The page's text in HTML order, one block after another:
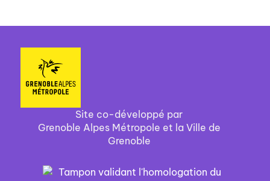
Site co-développé par
Grenoble Alpes Métropole et la Ville de
Grenoble